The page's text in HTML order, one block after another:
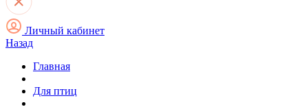
Личный кабинет
Назад
Главная
Для птиц